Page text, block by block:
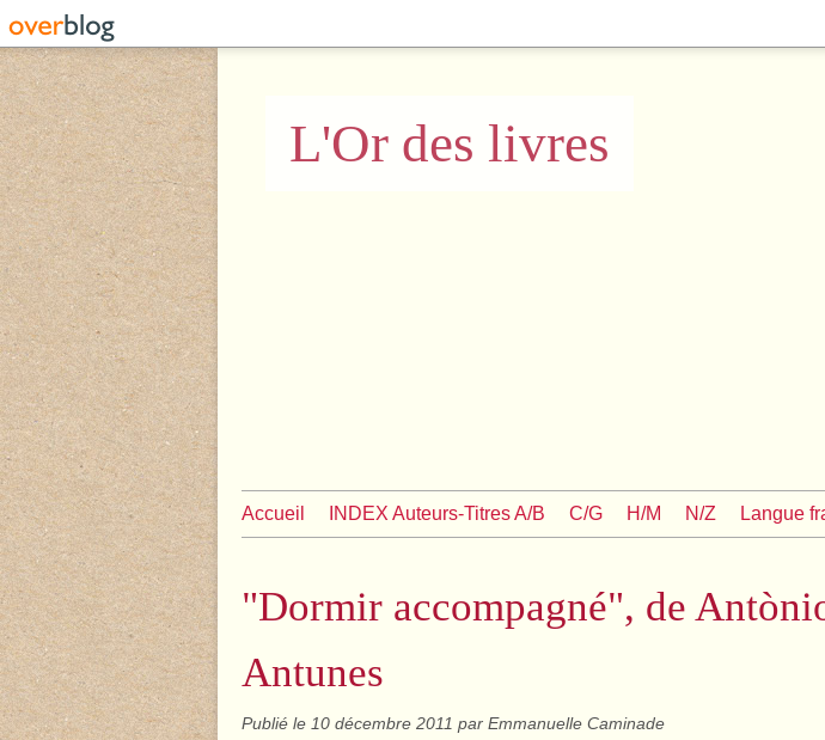
L'Or des livres
Accueil INDEX Auteurs-Titres A/B C/G H/M N/Z Langue
"Dormir accompagné", de
Antunes
Publié le 10 décembre 2011 par Emmanuelle Caminade